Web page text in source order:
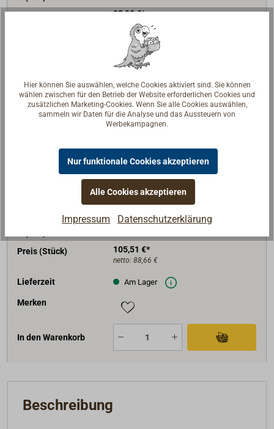
92,90 €*
78,07 €
Am Lager
In den Warenkorb
3012-068
68
410
282
Preis (Stück)
105,51 €*
netto: 88,66 €
Lieferzeit Am Lager
Merken
In den Warenkorb
Beschreibung
Hier können Sie auswählen, welche Cookies aktiviert sind. Sie können
wählen zwischen für den Betrieb der Website erforderlichen Cookies und
zusätzlichen Marketing-Cookies. Wenn Sie alle Cookies auswählen,
sammeln wir Daten für die Analyse und das Aussteuern von
Werbekampagnen.
Nur funktionale Cookies akzeptieren
Alle Cookies akzeptieren
Impressum Datenschutzerklärung